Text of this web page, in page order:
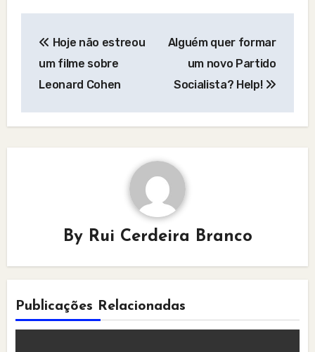
navigation
Hoje não estreou
um filme sobre
Leonard Cohen
Alguém quer formar
um novo Partido
Socialista? Help!
By Rui Cerdeira Branco
Publicações Relacionadas